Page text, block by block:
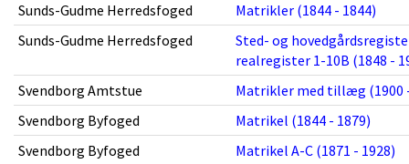
Sunds-Gudme Herredsfoged
Matrikler (1844 - 1844)
Sunds-Gudme Herredsfoged
Sted- og
realregister 1-10B (1848 -
Svendborg Amtstue
Matrikler med tillæg (1900
Svendborg Byfoged
Matrikel (1844 - 1879)
Svendborg Byfoged
Matrikel A-C (1871 - 1928)